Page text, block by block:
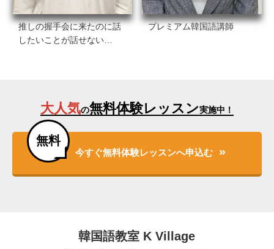
推しの握手会に来たのに話
したいことが話せない…
プレミアム韓国語講師
大人気の無料体験レッスン実施中！
無料
今すぐ無料体験レッスンへ申込む
韓国語教室 K Village